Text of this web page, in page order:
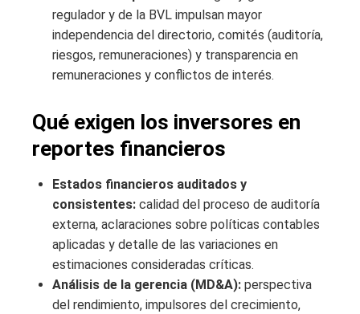
regulador y de la BVL impulsan mayor
independencia del directorio, comités (auditoría,
riesgos, remuneraciones) y transparencia en
remuneraciones y conflictos de interés.
Qué exigen los inversores en
reportes financieros
Estados financieros auditados y
consistentes: calidad del proceso de auditoría
externa, aclaraciones sobre políticas contables
aplicadas y detalle de las variaciones en
estimaciones consideradas críticas.
Análisis de la gerencia (MD&A): perspectiva
del rendimiento, impulsores del crecimiento,